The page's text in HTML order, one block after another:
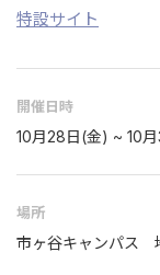
特設サイト
開催日時
10月28日(金) ~ 10
場所
市ヶ谷キャンパス